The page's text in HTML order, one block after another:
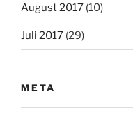
August 2017 (10)
Juli 2017 (29)
META